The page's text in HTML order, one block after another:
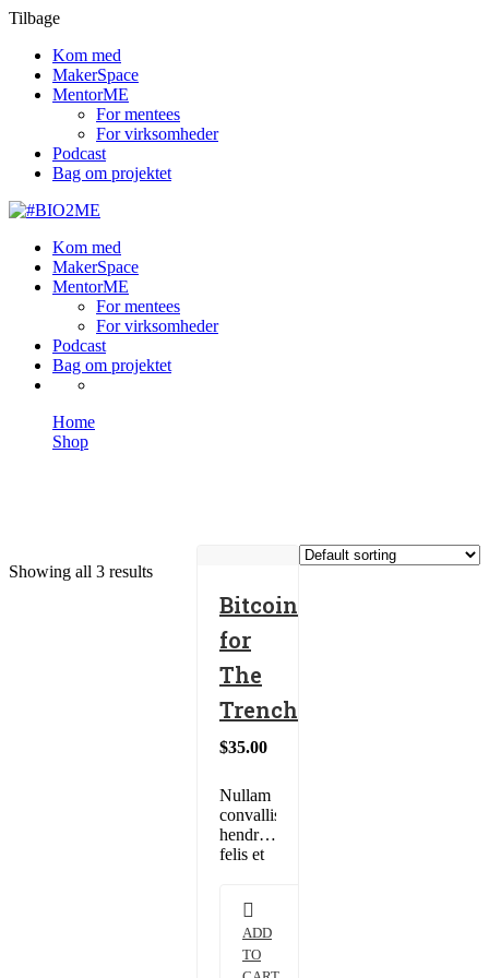
Tilbage
Kom med
MakerSpace
MentorME
For mentees
For virksomheder
Podcast
Bag om projektet
Kom med
MakerSpace
MentorME
For mentees
For virksomheder
Podcast
Bag om projektet
Home
Shop
Showing all 3 results
Bitcoin
for
The
Trenches
$35.00
Nullam
convallis
hendrerit
felis et
molestie
dapibus
ultrices.
Nullam
ADD
TO